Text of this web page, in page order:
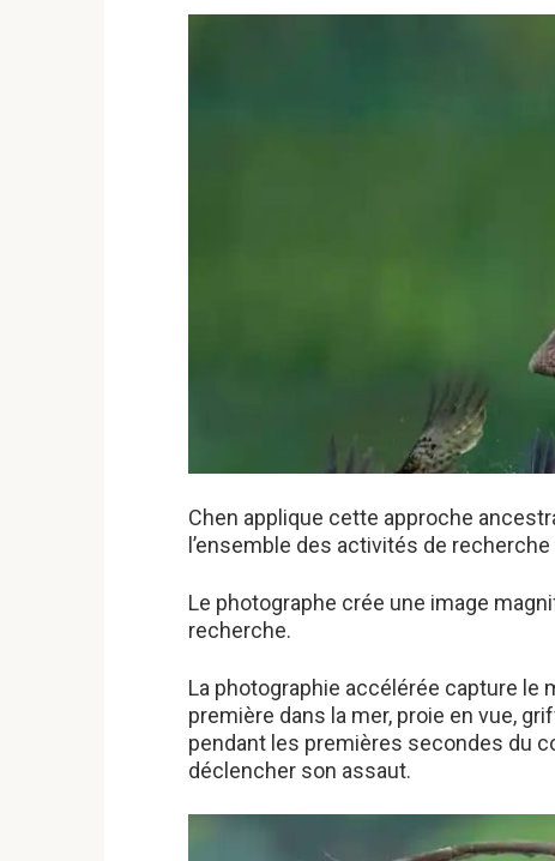
Chen applique cette approche
l’ensemble des activités de
Le photographe crée une image
recherche.
La photographie accélérée capture le
première dans la mer, proie en vue,
pendant les premières secondes du
déclencher son assaut.